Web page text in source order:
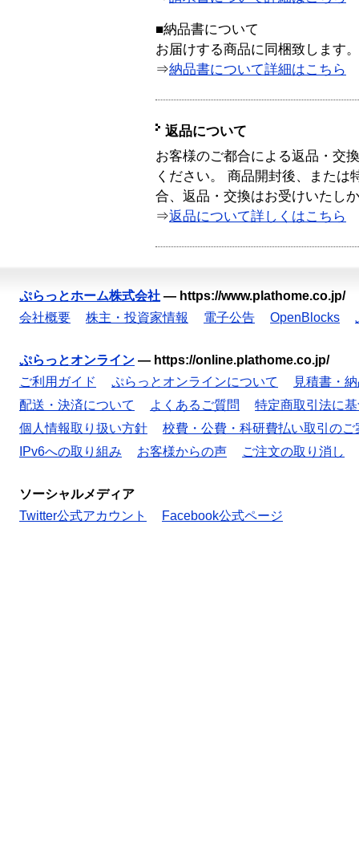
■納品書について
お届けする商品に同梱致します。
⇒納品書について詳細はこちら
返品について
お客様のご都合による返品・交
ください。 商品開封後、または
合、返品・交換はお受けいたし
⇒返品について詳しくはこちら
ぷらっとホーム株式会社 — https://www.plathome.co.jp/
会社概要
株主・投資家情報 電子公告 OpenBlocks
ぷらっとオンライン — https://online.plathome.co.jp/
ご利用ガイド
ぷらっとオンラインについて
見積書・
配送・決済について
よくあるご質問
特定商取引法に
個人情報取り扱い方針
校費・公費・科研費払い取引のご
IPv6への取り組み
お客様からの声 ご注文の取り消し
ソーシャルメディア
Twitter公式アカウント
Facebook公式ページ